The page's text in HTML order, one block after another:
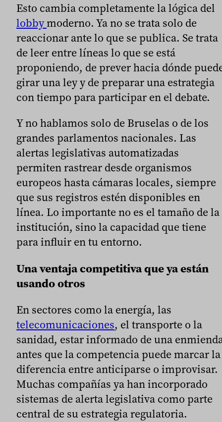
Esto cambia completamente la lógica del
lobbymoderno. Ya no se trata solo de
reaccionar ante lo que se publica. Se trata
de leer entre líneas lo que se está
proponiendo, de prever hacia dónde
girar una ley y de preparar una estrategia
con tiempo para participar en el debate.
Y no hablamos solo de Bruselas o de los
grandes parlamentos nacionales. Las
alertas legislativas automatizadas
permiten rastrear desde organismos
europeos hasta cámaras locales, siempre
que sus registros estén disponibles en
línea. Lo importante no es el tamaño de la
institución, sino la capacidad que tiene
para influir en tu entorno.
Una ventaja competitiva que ya están
usando otros
En sectores como la energía, las
telecomunicaciones, el transporte o la
sanidad, estar informado de una
antes que la competencia puede marcar la
diferencia entre anticiparse o improvisar.
Muchas compañías ya han incorporado
sistemas de alerta legislativa como parte
central de su estrategia regulatoria.